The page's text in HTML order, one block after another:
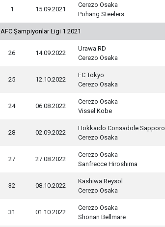
1 15.09.2021
Cerezo Osaka
Pohang Steelers
AFC Şampiyonlar Ligi 1 2021
26 14.09.2022
Urawa RD
Cerezo Osaka
25 12.10.2022
FC Tokyo
Cerezo Osaka
24 06.08.2022
Cerezo Osaka
Vissel Kobe
28 02.09.2022
Hokkaido Consadole Sapporo
Cerezo Osaka
27 27.08.2022
Cerezo Osaka
Sanfrecce Hiroshima
32 08.10.2022
Kashiwa Reysol
Cerezo Osaka
31 01.10.2022
Cerezo Osaka
Shonan Bellmare